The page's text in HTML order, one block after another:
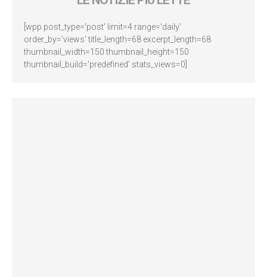
[wpp post_type='post' limit=4 range='daily'
order_by='views' title_length=68 excerpt_length=68
thumbnail_width=150 thumbnail_height=150
thumbnail_build='predefined' stats_views=0]